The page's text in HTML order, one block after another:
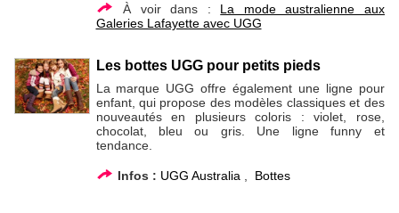
À voir dans : La mode australienne aux
Galeries Lafayette avec UGG
Les bottes UGG pour petits pieds
La marque UGG offre également une ligne pour
enfant, qui propose des modèles classiques et des
nouveautés en plusieurs coloris : violet, rose,
chocolat, bleu ou gris. Une ligne funny et
tendance.
Infos : UGG Australia Bottes